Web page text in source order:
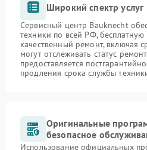
Широкий спектр услуг
Сервисный центр Bauknecht
техники по всей РФ, бесплатную
качественный ремонт, включая
могут отслеживать статус
предоставляется
продления срока службы
Оригинальные
безопасное
Использование официальных